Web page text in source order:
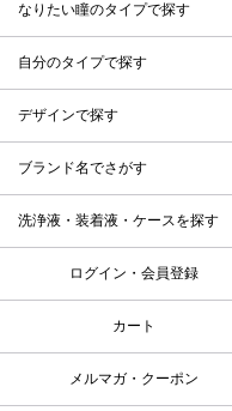
なりたい瞳のタイプで探す
自分のタイプで探す
デザインで探す
ブランド名でさがす
洗浄液・装着液・ケースを探す
ログイン・会員登録
カート
メルマガ・クーポン